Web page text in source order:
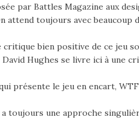
par Battles Magazine aux
attend toujours avec beaucoup
critique bien positive de ce jeu
Hughes se livre ici à une
présente le jeu en encart,
a toujours une approche